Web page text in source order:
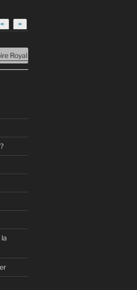
< >
Royal de Belgique – Journées Portes